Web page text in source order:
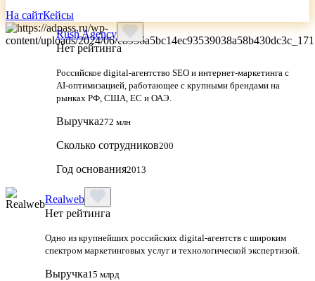
На сайтКейсы
Rush Agency
Нет рейтинга
Российское digital‑агентство SEO и интернет‑маркетинга с
AI‑оптимизацией, работающее с крупными брендами на
рынках РФ, США, ЕС и ОАЭ.
Выручка272 млн
Сколько сотрудников200
Год основания2013
Realweb
Нет рейтинга
Одно из крупнейших российских digital-агентств с широким
спектром маркетинговых услуг и технологической экспертизой.
Выручка15 млрд